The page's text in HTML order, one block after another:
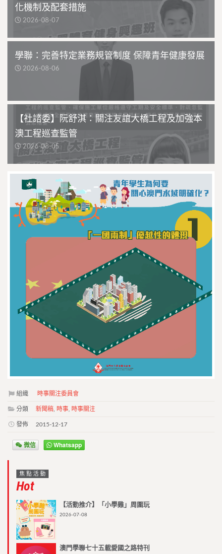
化機制及配套措施
2026-08-07
學聯：完善特定業務規管制度 保障青年健康發展
2026-08-06
【社諮委】阮舒淇：關注友誼大橋工程及加強本
澳工程巡查監管
2026-08-05
組織 時事關注委員會
分類 新聞稿 時事 時事關注
發佈 2015-12-17
微信 Whatsapp
焦點活動
Hot
【活動推介】「小學雞」周圍玩
2026-07-08
澳門學聯七十五載愛國之路特刊